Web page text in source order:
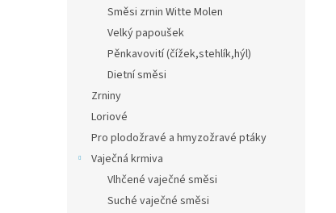
Směsi zrnin Witte Molen
Velký papoušek
Pěnkavovití (čížek,stehlík,hýl)
Dietní směsi
Zrniny
Loriové
Pro plodožravé a hmyzožravé ptáky
Vaječná krmiva
Vlhčené vaječné směsi
Suché vaječné směsi